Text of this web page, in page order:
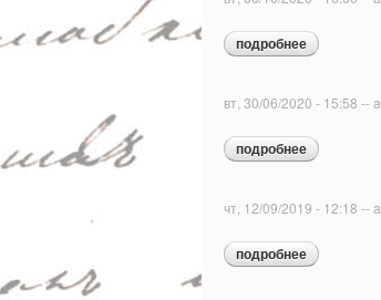
подробнее о
вт, 30/06/2020 - 15:58 --
подробнее о
чт, 12/09/2019 - 12:18 --
подробнее о